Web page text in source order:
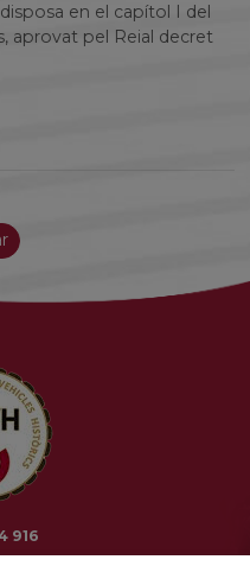
en el capítol I del
aprovat pel Reial decret
916